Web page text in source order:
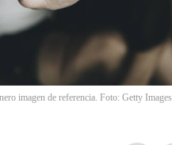
imagen de referencia. Foto: Getty Images